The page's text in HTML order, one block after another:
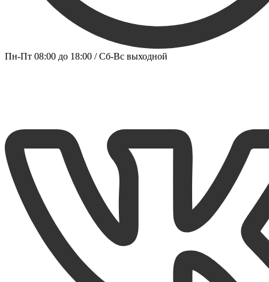
Пн-Пт 08:00 до 18:00 / Сб-Вс выходной